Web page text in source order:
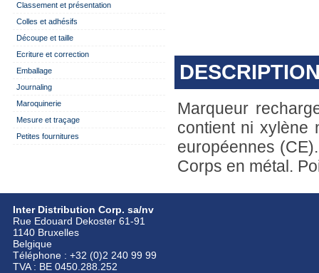
Classement et présentation
Colles et adhésifs
Découpe et taille
Ecriture et correction
Emballage
Journaling
Maroquinerie
Mesure et traçage
Petites fournitures
Marqueur
contient ni xylène
européennes
Corps en métal.
Inter Distribution Corp. sa/nv
Rue Edouard Dekoster 61-91
1140 Bruxelles
Belgique
Téléphone : +32 (0)2 240 99 99
TVA : BE 0450.288.252